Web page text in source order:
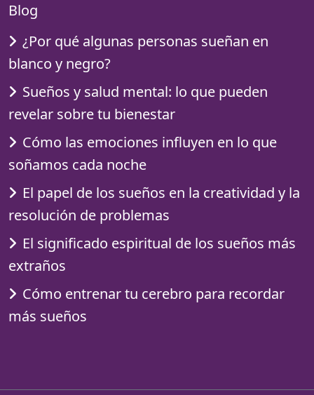
Blog
¿Por qué algunas personas sueñan en
blanco y negro?
Sueños y salud mental: lo que pueden
revelar sobre tu bienestar
Cómo las emociones influyen en lo que
soñamos cada noche
El papel de los sueños en la creatividad y la
resolución de problemas
El significado espiritual de los sueños más
extraños
Cómo entrenar tu cerebro para recordar
más sueños